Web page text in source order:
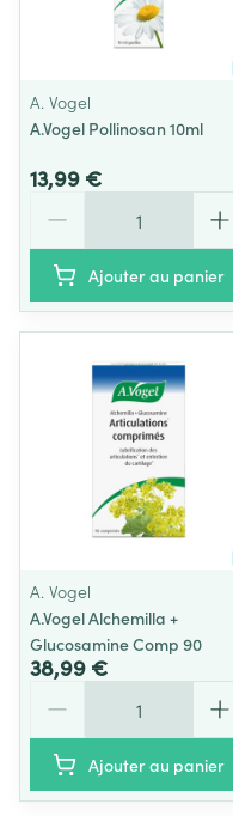
A. Vogel
A.Vogel Pollinosan 10ml
13,99 €
Ajouter au panier
A. Vogel
A.Vogel Alchemilla +
Glucosamine Comp 90
38,99 €
Ajouter au panier